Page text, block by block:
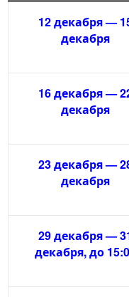
12 декабря —
декабря
16 декабря —
декабря
23 декабря —
декабря
29 декабря —
декабря, до